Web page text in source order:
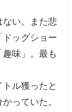
い。また悲
ドッグショー
味」。最も
ル獲ったと
っていた。